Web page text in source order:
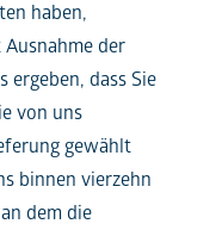
haben,
der
ergeben, dass Sie
von uns
gewählt
binnen vierzehn
dem die